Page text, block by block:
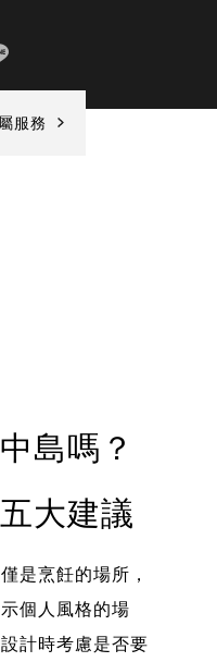
服務
島嗎？
大建議
是烹飪的場所，
個人風格的場
計時考慮是否要